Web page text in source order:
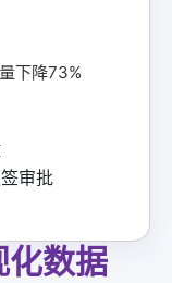
下降73%
审批
化数据